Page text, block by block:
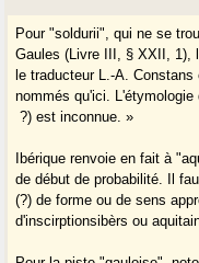
Pour "soldurii", qui ne se
Gaules (Livre III, § XXII, 1),
le traducteur L.-A.
nommés qu'ici.
?) est inconnue. »
Ibérique renvoie en fait à
de début de probabilité. Il
(?) de forme ou de sens
d'inscirptionsibèrs ou